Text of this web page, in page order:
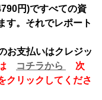
円)ですべての資
す。それでレポート
お支払いはクレジッ
コチラから
次
クリックしてくださ